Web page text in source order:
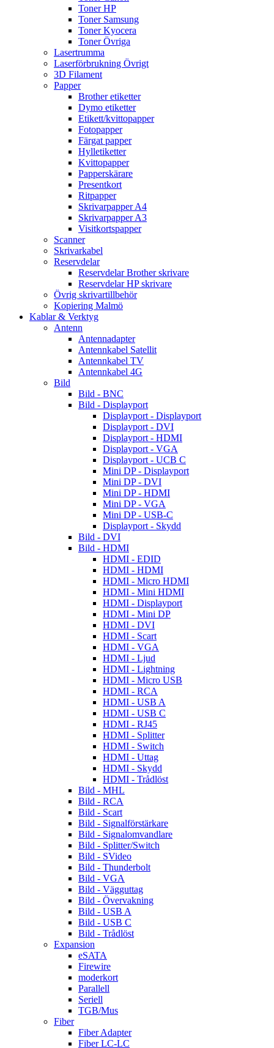
Toner HP
Toner Samsung
Toner Kyocera
Toner Övriga
Lasertrumma
Laserförbrukning Övrigt
3D Filament
Papper
Brother etiketter
Dymo etiketter
Etikett/kvittopapper
Fotopapper
Färgat papper
Hylletiketter
Kvittopapper
Papperskärare
Presentkort
Ritpapper
Skrivarpapper A4
Skrivarpapper A3
Visitkortspapper
Scanner
Skrivarkabel
Reservdelar
Reservdelar Brother skrivare
Reservdelar HP skrivare
Övrig skrivartillbehör
Kopiering Malmö
Kablar & Verktyg
Antenn
Antennadapter
Antennkabel Satellit
Antennkabel TV
Antennkabel 4G
Bild
Bild - BNC
Bild - Displayport
Displayport - Displayport
Displayport - DVI
Displayport - HDMI
Displayport - VGA
Displayport - UCB C
Mini DP - Displayport
Mini DP - DVI
Mini DP - HDMI
Mini DP - VGA
Mini DP - USB-C
Displayport - Skydd
Bild - DVI
Bild - HDMI
HDMI - EDID
HDMI - HDMI
HDMI - Micro HDMI
HDMI - Mini HDMI
HDMI - Displayport
HDMI - Mini DP
HDMI - DVI
HDMI - Scart
HDMI - VGA
HDMI - Ljud
HDMI - Lightning
HDMI - Micro USB
HDMI - RCA
HDMI - USB A
HDMI - USB C
HDMI - RJ45
HDMI - Splitter
HDMI - Switch
HDMI - Uttag
HDMI - Skydd
HDMI - Trådlöst
Bild - MHL
Bild - RCA
Bild - Scart
Bild - Signalförstärkare
Bild - Signalomvandlare
Bild - Splitter/Switch
Bild - SVideo
Bild - Thunderbolt
Bild - VGA
Bild - Vägguttag
Bild - Övervakning
Bild - USB A
Bild - USB C
Bild - Trådlöst
Expansion
eSATA
Firewire
moderkort
Parallell
Seriell
TGB/Mus
Fiber
Fiber Adapter
Fiber LC-LC